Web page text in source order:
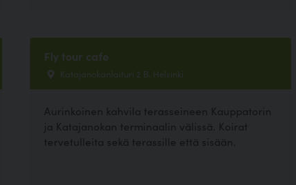
Fly tour cafe
Katajanokanlaituri 2 B, Helsinki
Aurinkoinen kahvila terasseineen Kauppatorin
ja Katajanokan terminaalin välissä. Koirat
tervetulleita sekä terassille että sisään.